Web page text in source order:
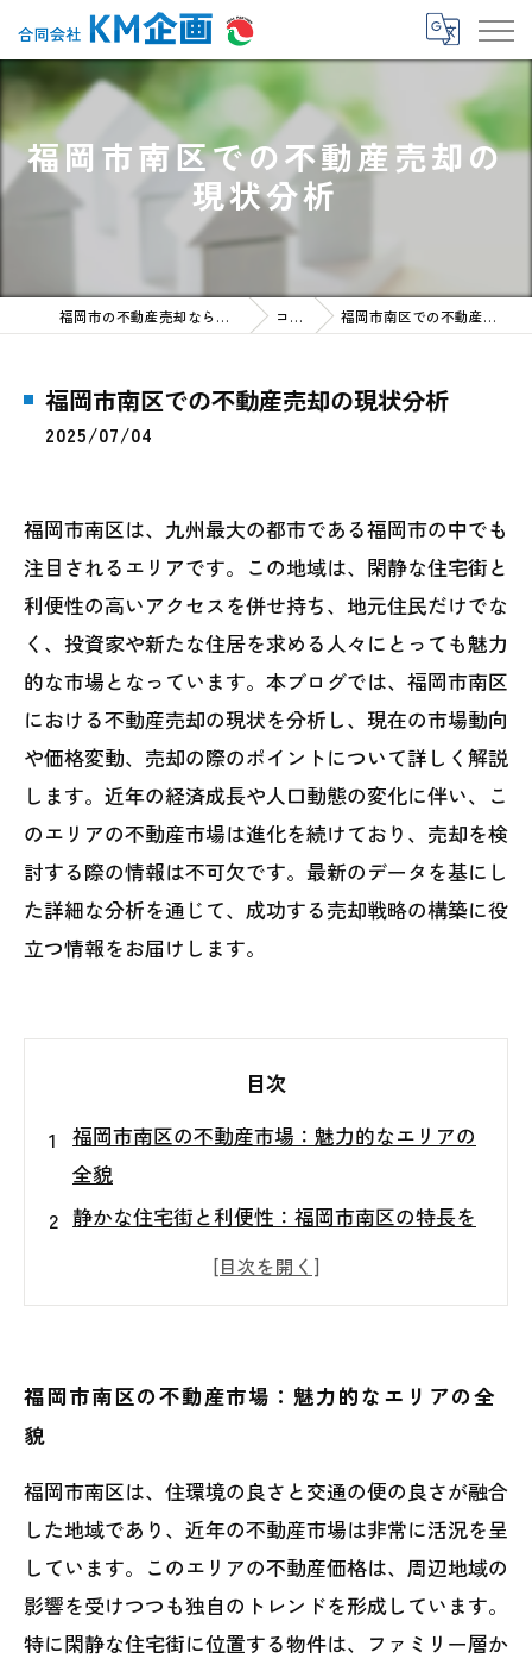
福岡市南区での不動産売却の
現状分析
福岡市の不動産売却なら合同会社KM企画 コラム 福岡市南区での不動産売却の現状分析
福岡市南区での不動産売却の現状分析
2025/07/04
福岡市南区は、九州最大の都市である福岡市の中でも
注目されるエリアです。この地域は、閑静な住宅街と
利便性の高いアクセスを併せ持ち、地元住民だけでな
く、投資家や新たな住居を求める人々にとっても魅力
的な市場となっています。本ブログでは、福岡市南区
における不動産売却の現状を分析し、現在の市場動向
や価格変動、売却の際のポイントについて詳しく解説
します。近年の経済成長や人口動態の変化に伴い、こ
のエリアの不動産市場は進化を続けており、売却を検
討する際の情報は不可欠です。最新のデータを基にし
た詳細な分析を通じて、成功する売却戦略の構築に役
立つ情報をお届けします。
目次
福岡市南区の不動産市場：魅力的なエリアの
全貌
静かな住宅街と利便性：福岡市南区の特長を
経済成長と人口動態が導く変化：不動産売却
ディ
未来の市場を見据えて：福岡市南区での不動
産売却の戦略
福岡市南区の不動産市場：魅力的なエリアの全
貌
福岡市南区は、住環境の良さと交通の便の良さが融合
した地域であり、近年の不動産市場は非常に活況を呈
しています。このエリアの不動産価格は、周辺地域の
影響を受けつつも独自のトレンドを形成しています。
特に閑静な住宅街に位置する物件は、ファミリー層か